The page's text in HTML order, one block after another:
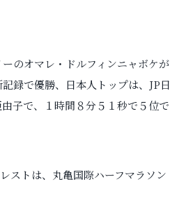
のオマレ・ドルフィンニャボケが
録で優勝、日本人トップは、JP日
子で、１時間８分５１秒で５位で
ストは、丸亀国際ハーフマラソン